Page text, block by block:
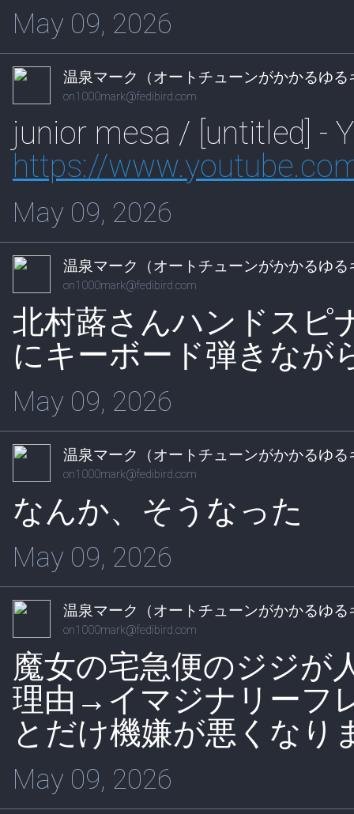
May 09, 2026
温泉マーク（オートチューンがかかるゆる
on1000mark@fedibird.com
junior mesa / [untitled] -
https://www.
May 09, 2026
温泉マーク（オートチューンがかかるゆる
on1000mark@fedibird.com
北村蕗さんハンドスピ
にキーボード弾きなが
May 09, 2026
温泉マーク（オートチューンがかかるゆる
on1000mark@fedibird.com
なんか、そうなった
May 09, 2026
温泉マーク（オートチューンがかかるゆる
on1000mark@fedibird.com
魔女の宅急便のジジが
理由→イマジナリーフ
とだけ機嫌が悪くなり
May 09, 2026